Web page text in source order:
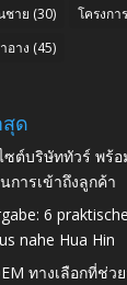
ชาย (30) โครงก
อาง (45)
ด
ต์บริษัททัวร์ พร้อ
การเข้าถึงลูกค้า
6
nahe Hua Hin
ทางเลือกที่ช่ว